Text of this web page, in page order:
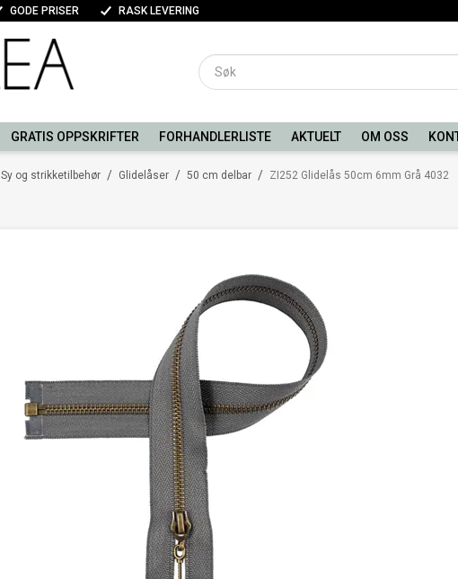
GODE PRISER RASK LEVERING
GRATIS OPPSKRIFTER FORHANDLERLISTE AKTUELT OM OSS
/
Sy og strikketilbehør /
Glidelåser /
50 cm delbar ZI252 Glidelås 50cm 6mm Grå 4032